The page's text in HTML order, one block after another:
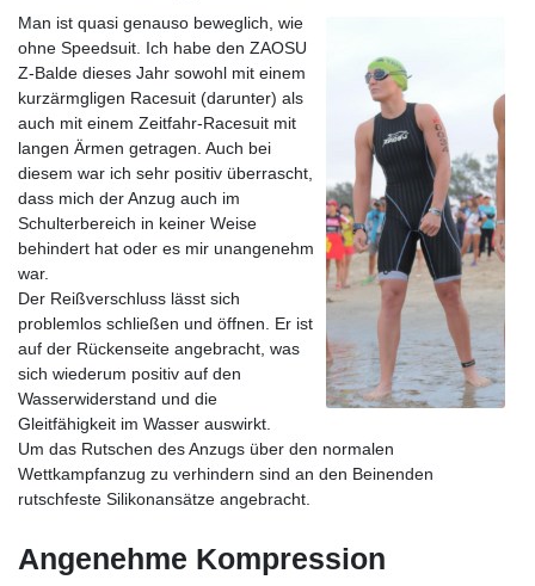
Man ist quasi genauso beweglich, wie
ohne Speedsuit. Ich habe den ZAOSU
Z-Balde dieses Jahr sowohl mit einem
kurzärmgligen Racesuit (darunter) als
auch mit einem Zeitfahr-Racesuit mit
langen Ärmen getragen. Auch bei
diesem war ich sehr positiv überrascht,
dass mich der Anzug auch im
Schulterbereich in keiner Weise
behindert hat oder es mir unangenehm
war.
Der Reißverschluss lässt sich
problemlos schließen und öffnen. Er ist
auf der Rückenseite angebracht, was
sich wiederum positiv auf den
Wasserwiderstand und die
Gleitfähigkeit im Wasser auswirkt.
Um das Rutschen des Anzugs über den normalen
Wettkampfanzug zu verhindern sind an den Beinenden
rutschfeste Silikonansätze angebracht.
Angenehme Kompression